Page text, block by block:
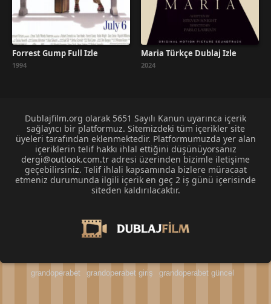
Forrest Gump Full İzle
1994
Maria Türkçe Dublaj İzle
2024
Dublajfilm.org olarak 5651 Sayılı Kanun uyarınca içerik
sağlayıcı bir platformuz. Sitemizdeki tüm içerikler site
üyeleri tarafından eklenmektedir. Platformumuzda yer alan
içeriklerin telif hakkı ihlal ettiğini düşünüyorsanız
dergi@outlook.com.tr adresi üzerinden bizimle iletişime
geçebilirsiniz. Telif ihlali kapsamında bizlere müracaat
etmeniz durumunda ilgili içerik en geç 2 iş günü içerisinde
siteden kaldırılacaktır.
grandoperabet grandoperabet giriş grandoperabet güncel